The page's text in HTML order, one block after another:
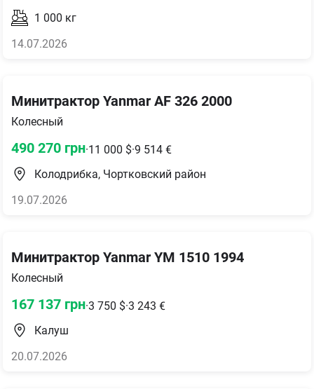
1 000 кг
14.07.2026
Минитрактор Yanmar AF 326 2000
Колесный
490 270 грн·11 000 $·9 514 €
Колодрибка, Чортковский район
19.07.2026
Минитрактор Yanmar YM 1510 1994
Колесный
167 137 грн·3 750 $·3 243 €
Калуш
20.07.2026